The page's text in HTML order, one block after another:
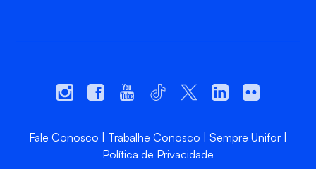
Fale Conosco Trabalhe Conosco
Sempre Unifor
Política de Privacidade